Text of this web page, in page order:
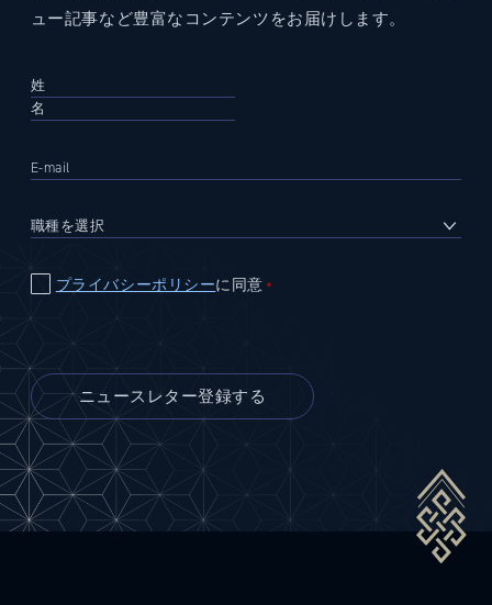
ュー記事など豊富なコンテンツをお届けします。
プライバシーポリシーに同意 ＊